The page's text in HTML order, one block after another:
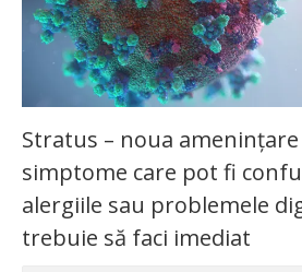
Stratus – noua amenințare
simptome care pot fi
alergiile sau problemele
trebuie să faci imediat